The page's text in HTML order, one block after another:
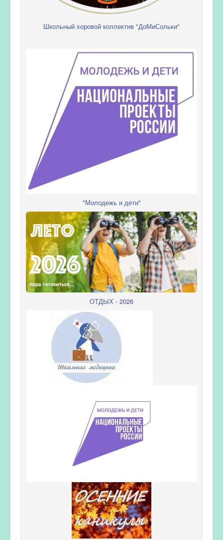
Школьный хоровой коллектив "ДоМиСольки"
"Молодежь и дети"
ОТДЫХ - 2026